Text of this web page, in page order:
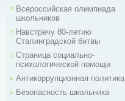
Всероссийская олимпиада
школьников
Навстречу 80-летию
Сталинградской битвы
Страница социально-
психологической помощи
Антикоррупционная политика
Безопасность школьника